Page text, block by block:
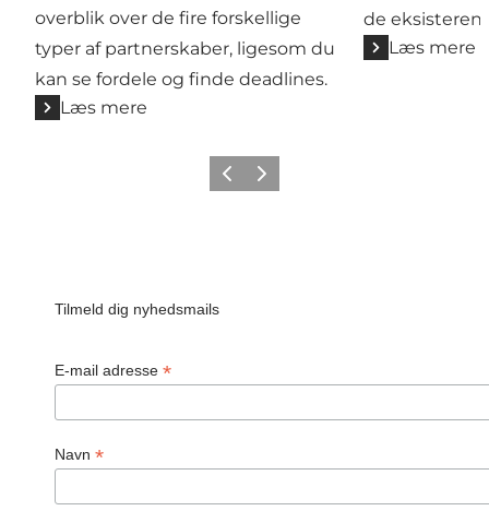
overblik over de fire forskellige
typer af partnerskaber, ligesom du
kan se fordele og finde deadlines.
Læs mere
de
Læs mere
Forrige billede
Næste billede
Tilmeld dig nyhedsmails
E-mail adresse *
Navn *